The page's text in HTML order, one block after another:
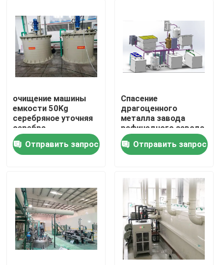
Дом
Продукты
Путешествие фабрики
Проверка качества
очищение машины
емкости 50Kg
серебряное уточняя
серебра
электролизом
Отправить запрос
Спасение
драгоценного
металла завода
рафинадного завода
ключа поворота
серебряное от
электронного
Отправить запрос